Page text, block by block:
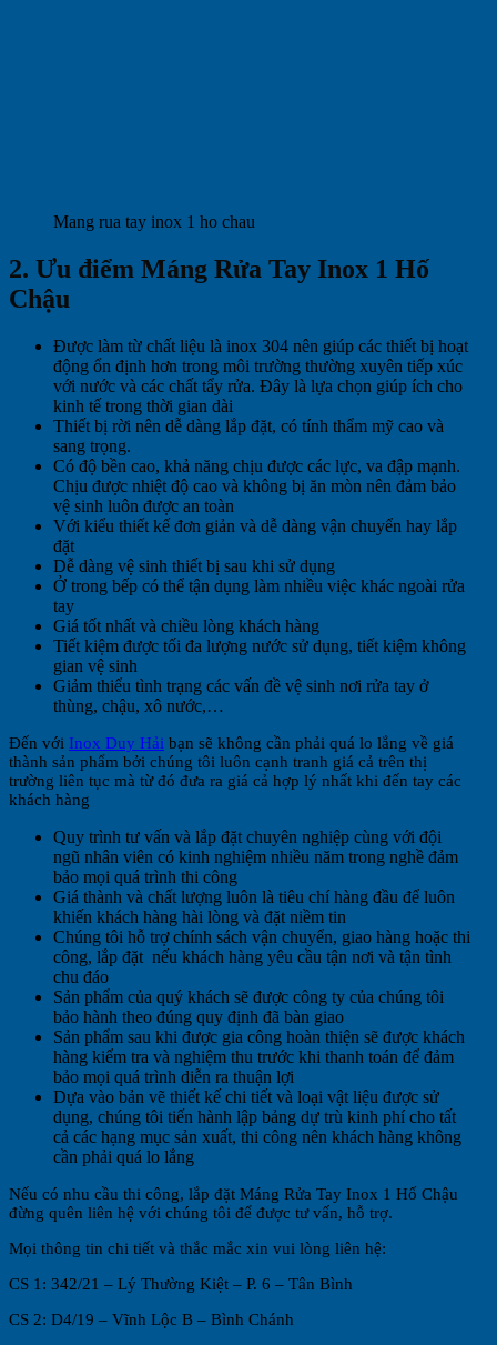
Mang rua tay inox 1 ho chau
2. Ưu điểm Máng Rửa Tay Inox 1 Hố
Chậu
Được làm từ chất liệu là inox 304 nên giúp các thiết bị hoạt
động ổn định hơn trong môi trường thường xuyên tiếp xúc
với nước và các chất tẩy rửa. Đây là lựa chọn giúp ích cho
kinh tế trong thời gian dài
Thiết bị rời nên dễ dàng lắp đặt, có tính thẩm mỹ cao và
sang trọng.
Có độ bền cao, khả năng chịu được các lực, va đập mạnh.
Chịu được nhiệt độ cao và không bị ăn mòn nên đảm bảo
vệ sinh luôn được an toàn
Với kiểu thiết kế đơn giản và dễ dàng vận chuyển hay lắp
đặt
Dễ dàng vệ sinh thiết bị sau khi sử dụng
Ở trong bếp có thể tận dụng làm nhiều việc khác ngoài rửa
tay
Giá tốt nhất và chiều lòng khách hàng
Tiết kiệm được tối đa lượng nước sử dụng, tiết kiệm không
gian vệ sinh
Giảm thiểu tình trạng các vấn đề vệ sinh nơi rửa tay ở
thùng, chậu, xô nước,…
Đến với Inox Duy Hải bạn sẽ không cần phải quá lo lắng về giá
thành sản phẩm bởi chúng tôi luôn cạnh tranh giá cả trên thị
trường liên tục mà từ đó đưa ra giá cả hợp lý nhất khi đến tay các
khách hàng
Quy trình tư vấn và lắp đặt chuyên nghiệp cùng với đội
ngũ nhân viên có kinh nghiệm nhiều năm trong nghề đảm
bảo mọi quá trình thi công
Giá thành và chất lượng luôn là tiêu chí hàng đầu để luôn
khiến khách hàng hài lòng và đặt niềm tin
Chúng tôi hỗ trợ chính sách vận chuyển, giao hàng hoặc thi
công, lắp đặt nếu khách hàng yêu cầu tận nơi và tận tình
chu đáo
Sản phẩm của quý khách sẽ được công ty của chúng tôi
bảo hành theo đúng quy định đã bàn giao
Sản phẩm sau khi được gia công hoàn thiện sẽ được khách
hàng kiểm tra và nghiệm thu trước khi thanh toán để đảm
bảo mọi quá trình diễn ra thuận lợi
Dựa vào bản vẽ thiết kế chi tiết và loại vật liệu được sử
dụng, chúng tôi tiến hành lập bảng dự trù kinh phí cho tất
cả các hạng mục sản xuất, thi công nên khách hàng không
cần phải quá lo lắng
Nếu có nhu cầu thi công, lắp đặt Máng Rửa Tay Inox 1 Hố Chậu
đừng quên liên hệ với chúng tôi để được tư vấn, hỗ trợ.
Mọi thông tin chi tiết và thắc mắc xin vui lòng liên hệ:
CS 1: 342/21 – Lý Thường Kiệt – P. 6 – Tân Bình
CS 2: D4/19 – Vĩnh Lộc B – Bình Chánh